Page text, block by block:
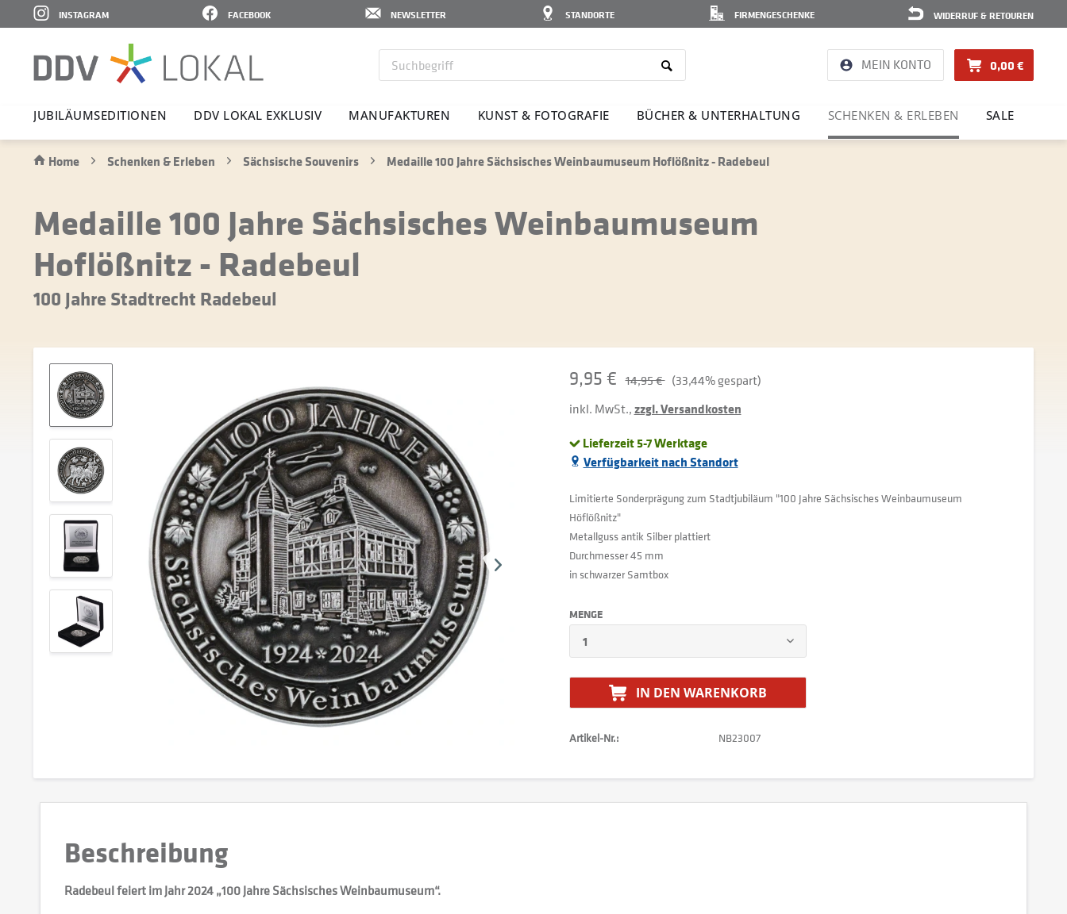
WIDERRUF & RETOUREN
FIRMENGESCHENKE
STANDORTE
NEWSLETTER
FACEBOOK
INSTAGRAM
MEIN KONTO 0,00 €
JUBI­LÄ­UMS­E­DI­TIONEN DDV LOKAL EXKLUSIV MANU­FAK­TUREN KUNST & FOTO­GRAFIE BÜCHER & UNTER­HAL­TUNG SCHENKEN & ERLEBEN SALE
Home Schenken & Erleben Sächsische Souvenirs Medaille 100 Jahre Sächsisches Weinbaumuseum Hoflößnitz - Radebeul
Medaille 100 Jahre Sächsisches Weinbaumuseum
Hoflößnitz - Radebeul
100 Jahre Stadtrecht Radebeul
9,95 € 14,95 € (33,44% gespart)
inkl. MwSt.,zzgl. Versandkosten
Lieferzeit 5-7 Werktage
Verfügbarkeit nach Standort
Limitierte Sonderprägung zum Stadtjubiläum "100 Jahre Sächsisches Weinbaumuseum
Höflößnitz"
Metallguss antik Silber plattiert
Durchmesser 45 mm
in schwarzer Samtbox
MENGE
IN DEN WARENKORB
Artikel-Nr.: NB23007
Beschreibung
Radebeul feiert im Jahr 2024 „100 Jahre Sächsisches Weinbaumuseum“.